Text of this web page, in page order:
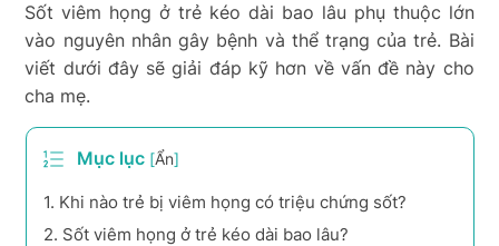
Sốt viêm họng ở trẻ kéo dài bao lâu phụ thuộc lớn
vào nguyên nhân gây bệnh và thể trạng của trẻ. Bài
viết dưới đây sẽ giải đáp kỹ hơn về vấn đề này cho
cha mẹ.
Mục lục [Ẩn]
1. Khi nào trẻ bị viêm họng có triệu chứng sốt?
2. Sốt viêm họng ở trẻ kéo dài bao lâu?